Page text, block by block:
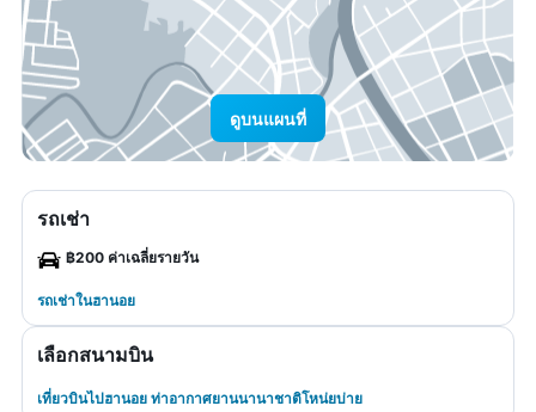
ดูบนแผนที่
รถเช่า
฿200 ค่าเฉลี่ยรายวัน
รถเช่าในฮานอย
เลือกสนามบิน
เที่ยวบินไปฮานอย ท่าอากาศยานนานาชาติโหน่ยบ่าย